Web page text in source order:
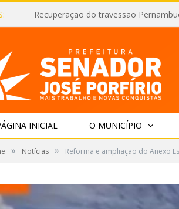
Recuperação do travessão
INICIAL O MUNICÍPIO
» Notícias » Reforma e ampliação do Anexo